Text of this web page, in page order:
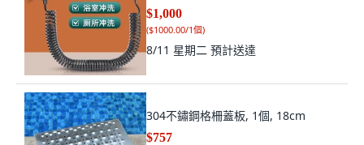
$1,000
($1000.00/1個)
8/11 星期二 預計送達
304不鏽鋼格柵蓋板, 1個, 18cm
$757